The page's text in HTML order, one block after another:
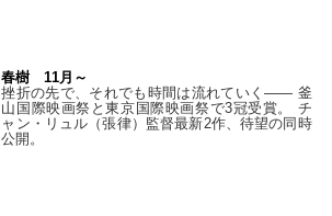
春樹 11月～
挫折の先で、それでも時間は流れていく—— 釜
山国際映画祭と東京国際映画祭で3冠受賞。 チ
ャン・リュル（張律）監督最新2作、待望の同時
公開。